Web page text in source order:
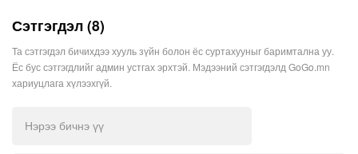
Сэтгэгдэл (8)
Та сэтгэгдэл бичихдээ хууль зүйн болон ёс суртахууныг баримтална уу.
Ёс бус сэтгэгдлийг админ устгах эрхтэй. Мэдээний сэтгэгдэлд GoGo.mn
хариуцлага хүлээхгүй.